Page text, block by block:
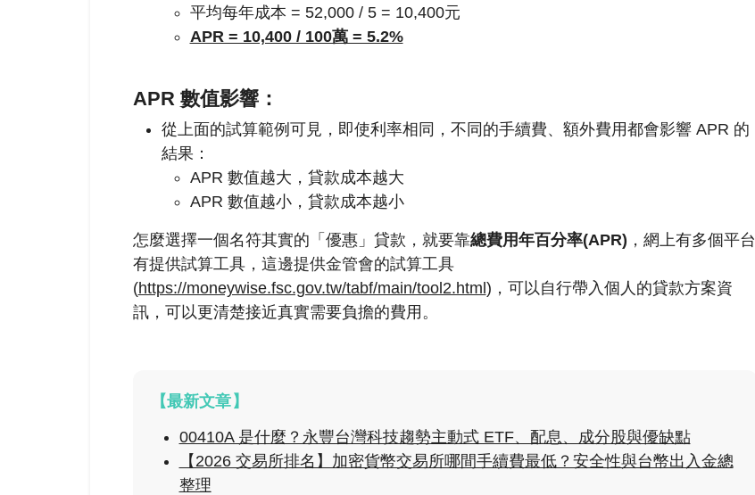
平均每年成本 = 52,000 / 5 = 10,400元
APR = 10,400 / 100萬 = 5.2%
APR 數值影響：
從上面的試算範例可見，即使利率相同，不同的手續費、額外費用都會影響 APR 的
結果：
APR 數值越大，貸款成本越大
APR 數值越小，貸款成本越小
怎麼選擇一個名符其實的「優惠」貸款，就要靠總費用年百分率(APR) ，網上有多個平台
有提供試算工具，這邊提供金管會的試算工具
(https://moneywise.fsc.gov.tw/tabf/main/tool2.html )，可以自行帶入個人的貸款方案資
訊，可以更清楚接近真實需要負擔的費用。
【最新文章】
00410A 是什麼？永豐台灣科技趨勢主動式 ETF、配息、成分股與優缺點
【2026 交易所排名】加密貨幣交易所哪間手續費最低？安全性與台幣出入金總
整理